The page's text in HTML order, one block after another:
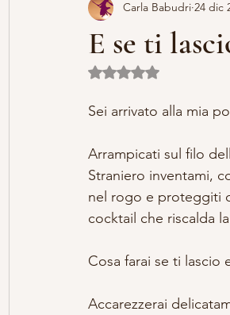
LA MIA ARTE SACRO
MISTERO E ARTE
E se ti
Carla Babudri 24 dic
Valutazione NaN
Sei arrivato alla mia
Arrampicati sul filo
Straniero inventami,
nel rogo e proteggiti
cocktail che riscalda
Cosa farai se ti lascio
Accarezzerai